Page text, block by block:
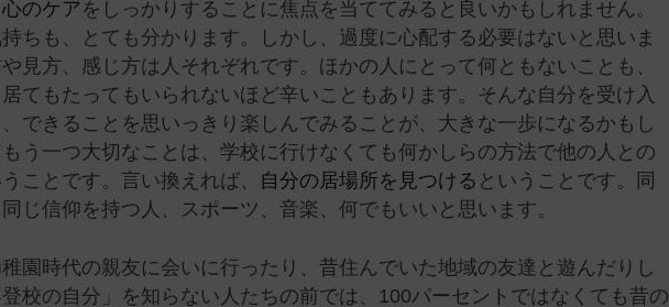
心のケア をしっかりすることに焦点を当ててみると良いかもしれません。
ちも、とても分かります。しかし、過度に心配する必要はないと思いま
見方、感じ方は人それぞれです。ほかの人にとって何ともないことも、
てもたってもいられないほど辛いこともあります。そんな自分を受け入
できることを思いっきり楽しんでみることが、大きな一歩になるかもし
う一つ大切なことは、学校に行けなくても何かしらの方法で他の人との
ことです。言い換えれば、 自分の居場所を見つける ということです。同
じ信仰を持つ人、スポーツ、音楽、何でもいいと思います。
園時代の親友に会いに行ったり、昔住んでいた地域の友達と遊んだりし
校の自分」を知らない人たちの前では、100パーセントではなくても昔の